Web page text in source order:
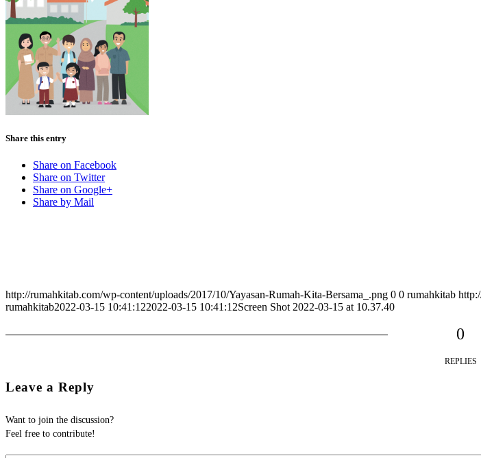
Share this entry
Share on Facebook
Share on Twitter
Share on Google+
Share by Mail
http://rumahkitab.com/wp-content/uploads/2017/10/Yayasan-Rumah-Kita-Bersama_.png 0 0 rumahkitab
rumahkitab2022-03-15 10:41:122022-03-15 10:41:12Screen Shot 2022-03-15 at 10.37.40
0
REPLIES
Leave a Reply
Want to join the discussion?
Feel free to contribute!